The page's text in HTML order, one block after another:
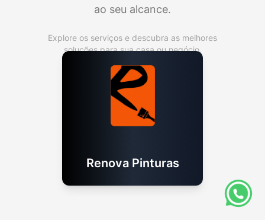
ao seu alcance.
Explore os serviços e descubra as melhores
soluções para sua casa ou negócio.
Renova Pinturas